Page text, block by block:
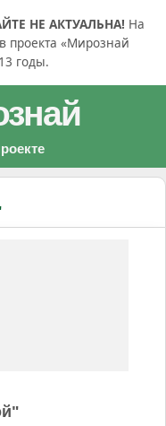
НЕ АКТУАЛЬНА! На
проекта «Мирознай
годы.